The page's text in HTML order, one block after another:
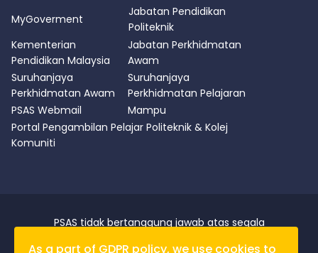
MyGoverment
Jabatan Pendidikan
Politeknik
Kementerian
Pendidikan Malaysia
Jabatan Perkhidmatan
Awam
Suruhanjaya
Perkhidmatan Awam
Suruhanjaya
Perkhidmatan Pelajaran
PSAS Webmail
Mampu
Portal Pengambilan Pelajar Politeknik & Kolej
Komuniti
PSAS tidak bertanggung jawab atas segala
As a part of GDPR policy, we use cookies to